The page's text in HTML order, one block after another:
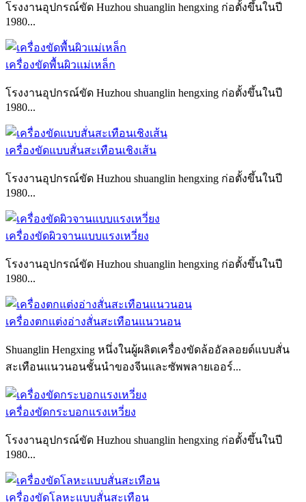
โรงงานอุปกรณ์ขัด Huzhou shuanglin hengxing ก่อตั้งขึ้นในปี
1980...
เครื่องขัดพื้นผิวแม่เหล็ก
โรงงานอุปกรณ์ขัด Huzhou shuanglin hengxing ก่อตั้งขึ้นในปี
1980...
เครื่องขัดแบบสั่นสะเทือนเชิงเส้น
โรงงานอุปกรณ์ขัด Huzhou shuanglin hengxing ก่อตั้งขึ้นในปี
1980...
เครื่องขัดผิวจานแบบแรงเหวี่ยง
โรงงานอุปกรณ์ขัด Huzhou shuanglin hengxing ก่อตั้งขึ้นในปี
1980...
เครื่องตกแต่งอ่างสั่นสะเทือนแนวนอน
Shuanglin Hengxing หนึ่งในผู้ผลิตเครื่องขัดล้ออัลลอยด์แบบสั่น
สะเทือนแนวนอนชั้นนำของจีนและซัพพลายเออร์...
เครื่องขัดกระบอกแรงเหวี่ยง
โรงงานอุปกรณ์ขัด Huzhou shuanglin hengxing ก่อตั้งขึ้นในปี
1980...
เครื่องขัดโลหะแบบสั่นสะเทือน